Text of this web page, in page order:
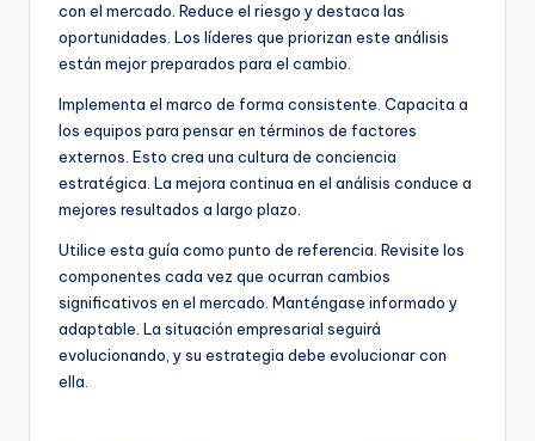
con el mercado. Reduce el riesgo y destaca las
oportunidades. Los líderes que priorizan este análisis
están mejor preparados para el cambio.
Implementa el marco de forma consistente. Capacita a
los equipos para pensar en términos de factores
externos. Esto crea una cultura de conciencia
estratégica. La mejora continua en el análisis conduce a
mejores resultados a largo plazo.
Utilice esta guía como punto de referencia. Revisite los
componentes cada vez que ocurran cambios
significativos en el mercado. Manténgase informado y
adaptable. La situación empresarial seguirá
evolucionando, y su estrategia debe evolucionar con
ella.